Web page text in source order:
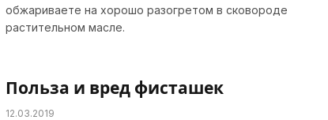
обжариваете на хорошо разогретом в сковороде
растительном масле.
Польза и вред фисташек
12.03.2019